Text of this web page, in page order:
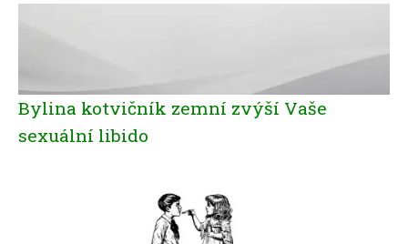
Bylina kotvičník zemní zvýší Vaše
sexuální libido